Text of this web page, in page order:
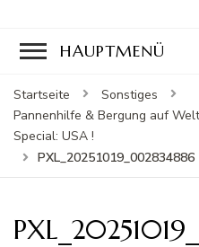
HAUPTMENÜ
Startseite
Sonstiges
Pannenhilfe & Bergung auf
Special: USA !
PXL_20251019_002834886